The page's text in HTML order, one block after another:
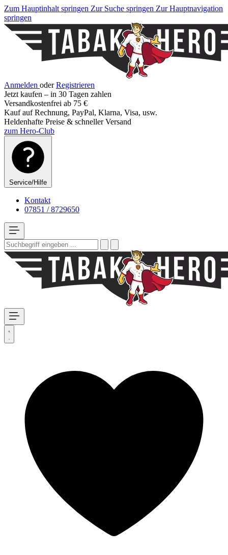
Zum Hauptinhalt springen Zur Suche springen Zur Hauptnavigation
springen
Anmelden oder Registrieren
Jetzt kaufen – in 30 Tagen zahlen
Versandkostenfrei ab 75 €
Kauf auf Rechnung, PayPal, Klarna, Visa, usw.
Heldenhafte Preise & schneller Versand
zum Hero-Club
Service/Hilfe
Kontakt
07851 / 8729650